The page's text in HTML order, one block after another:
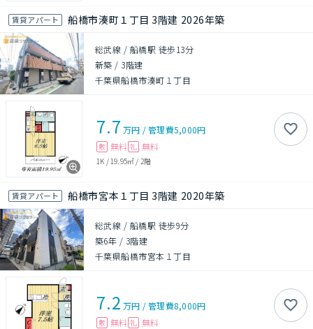
賃貸アパート 船橋市湊町１丁目 3階建 2026年築
総武線 / 船橋駅 徒歩13分
新築 / 3階建
千葉県船橋市湊町１丁目
7.7 万円 /管理費5,000円
敷 無料 礼 無料
1K / 19.95㎡ / 2階
賃貸アパート 船橋市宮本１丁目 3階建 2020年築
総武線 / 船橋駅 徒歩9分
築6年 / 3階建
千葉県船橋市宮本１丁目
7.2 万円 /管理費8,000円
敷 無料 礼 無料